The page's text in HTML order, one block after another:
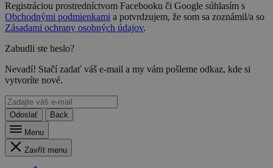
Registráciou prostredníctvom Facebooku či Google súhlasím s
Obchodnými podmienkami a potvrdzujem, že som sa zoznámil/a so
Zásadami ochrany osobných údajov.
Zabudli ste heslo?
Nevadí! Stačí zadať váš e-mail a my vám pošleme odkaz, kde si
vytvoríte nové.
Odoslať
Back
Menu
Zavřít menu